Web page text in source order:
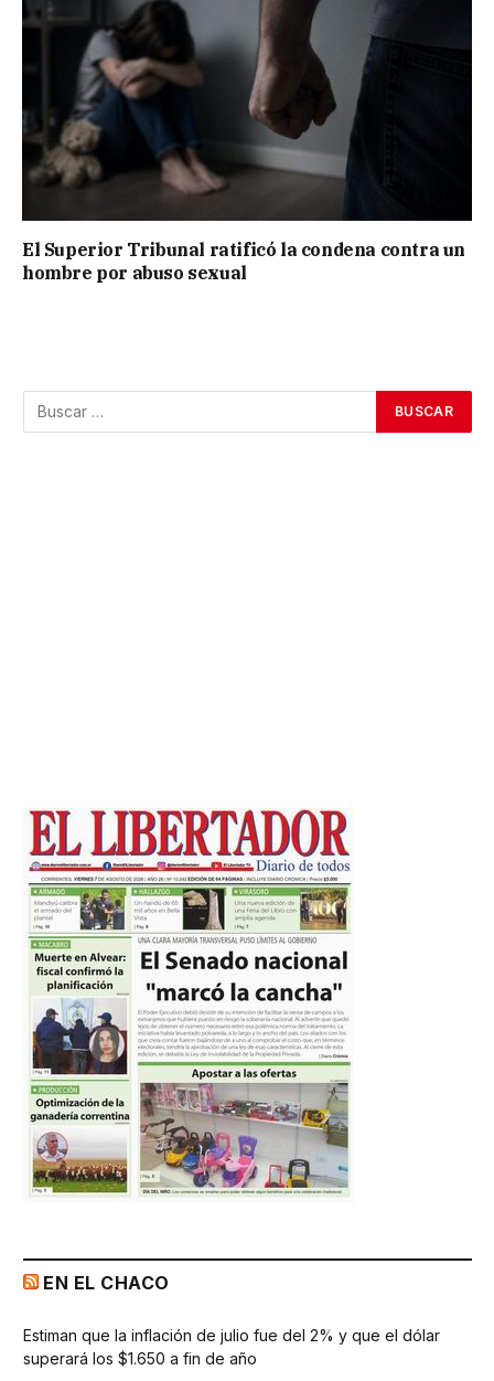
El Superior Tribunal ratificó la condena contra un
hombre por abuso sexual
EN EL CHACO
Estiman que la inflación de julio fue del 2% y que el dólar
superará los $1.650 a fin de año